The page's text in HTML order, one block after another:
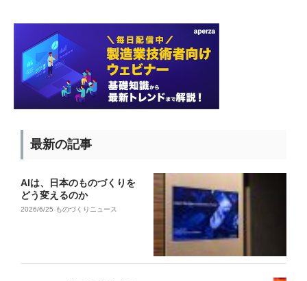
最新の記事
AIは、日本のものづくりを
どう変えるのか
2026/6/25 ものづくりニュース